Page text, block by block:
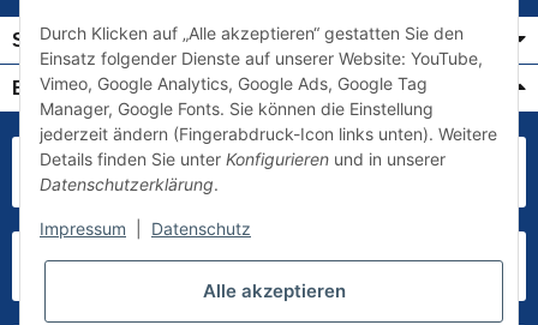
Service
Bezahlung & Versand
Durch Klicken auf „Alle akzeptieren“ gestatten Sie den
Einsatz folgender Dienste auf unserer Website: YouTube,
Vimeo, Google Analytics, Google Ads, Google Tag
Manager, Google Fonts. Sie können die Einstellung
jederzeit ändern (Fingerabdruck-Icon links unten). Weitere
Details finden Sie unter Konfigurieren und in unserer
Datenschutzerklärung.
Impressum Datenschutz
Alle akzeptieren